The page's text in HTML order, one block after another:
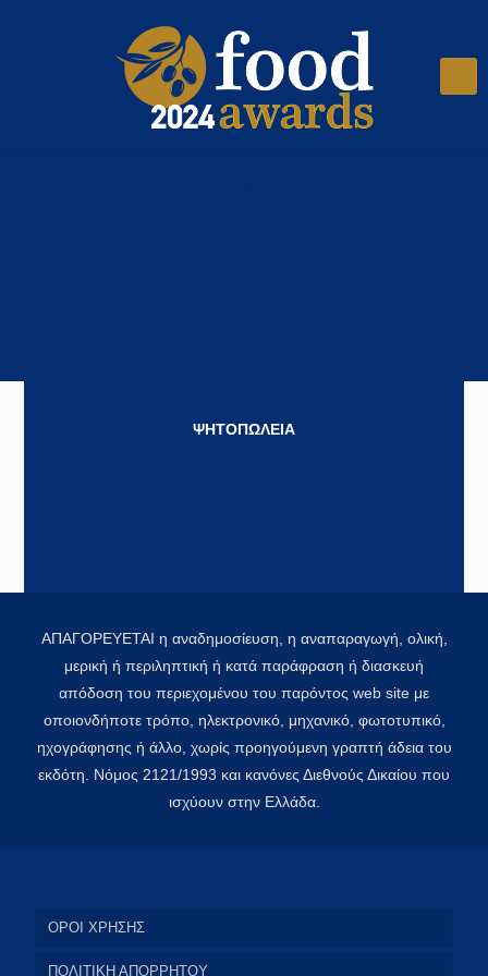
ΨΗΤΟΠΩΛΕΙΑ
ΑΠΑΓΟΡΕΥΕΤΑΙ η αναδημοσίευση, η αναπαραγωγή, ολική,
μερική ή περιληπτική ή κατά παράφραση ή διασκευή
απόδοση του περιεχομένου του παρόντος web site με
οποιονδήποτε τρόπο, ηλεκτρονικό, μηχανικό, φωτοτυπικό,
ηχογράφησης ή άλλο, χωρίς προηγούμενη γραπτή άδεια του
εκδότη. Νόμος 2121/1993 και κανόνες Διεθνούς Δικαίου που
ισχύουν στην Ελλάδα.
ΟΡΟΙ ΧΡΗΣΗΣ
ΠΟΛΙΤΙΚΗ ΑΠΟΡΡΗΤΟΥ